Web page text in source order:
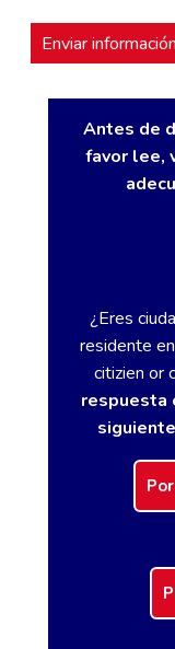
Antes de
favor lee,
¿Eres
residente
citizien or
respuesta